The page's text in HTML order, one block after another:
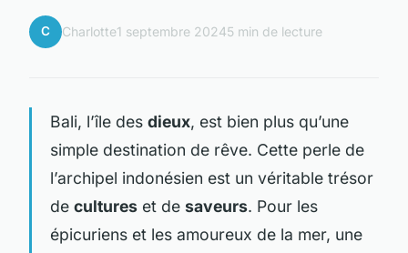
C Charlotte1 septembre 20245 min de lecture
Bali, l’île des dieux, est bien plus qu’une
simple destination de rêve. Cette perle de
l’archipel indonésien est un véritable trésor
de cultures et de saveurs. Pour les
épicuriens et les amoureux de la mer, une